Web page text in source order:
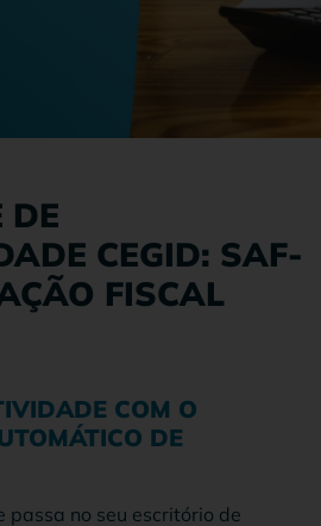
DE
CEGID: SAF-
FISCAL
COM O
DE
passa no seu escritório de